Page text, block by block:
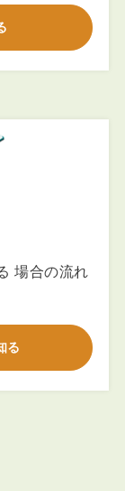
場合の流れ
る